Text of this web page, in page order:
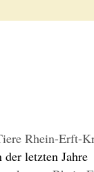
Rhein-Erft-
letzten Jahre